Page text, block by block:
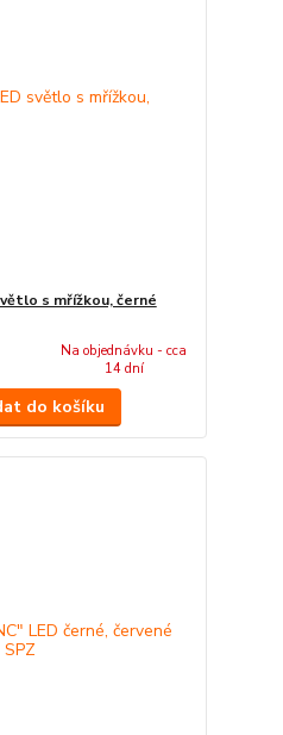
s mřížkou, černé
Na objednávku - cca
14 dní
do košíku